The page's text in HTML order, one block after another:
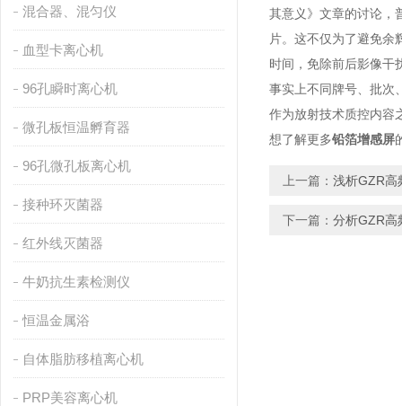
混合器、混匀仪
血型卡离心机
96孔瞬时离心机
微孔板恒温孵育器
96孔微孔板离心机
接种环灭菌器
红外线灭菌器
牛奶抗生素检测仪
恒温金属浴
自体脂肪移植离心机
PRP美容离心机
其意义》文章的讨论，
片。这不仅为了避免
时间，免除前后影像干
事实上不同牌号、批次
作为放射技术质控内容
想了解更多铅箔增感屏
上一篇： 浅析GZR高
下一篇： 分析GZR高